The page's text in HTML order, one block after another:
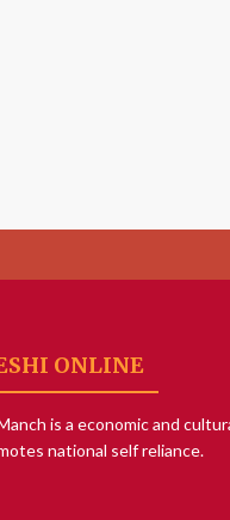
ONLINE
is a economic and
national self reliance.